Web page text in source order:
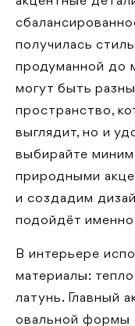
получилась
продуманной до
могут быть
пространство,
выглядит, но и
выбирайте
природными
и создадим
подойдёт
В интерьере
материалы:
латунь. Главный
овальной формы